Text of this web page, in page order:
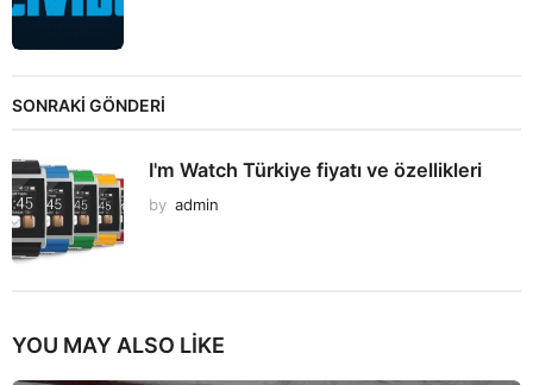
SONRAKİ GÖNDERİ
I'm Watch Türkiye fiyatı ve özellikleri
by admin
YOU MAY ALSO LIKE